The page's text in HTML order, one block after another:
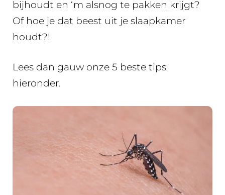
bijhoudt en ‘m alsnog te pakken krijgt?
Of hoe je dat beest uit je slaapkamer
houdt?!
Lees dan gauw onze 5 beste tips
hieronder.